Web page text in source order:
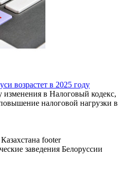
возрастет в 2025 году
изменения в Налоговый кодекс,
налоговой нагрузки в
заведения Белоруссии